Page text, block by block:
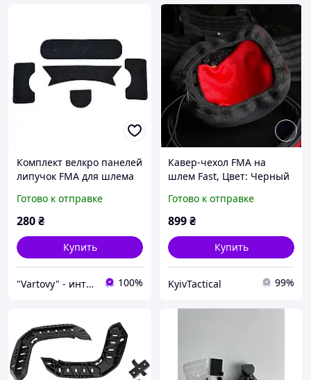
Комплект велкро панелей
липучок FMA для шлема
Черный, Панель Velcro
Готово к отправке
280₴
Купить
"Vartovy" - интернет-магазин 100%
Кавер-чехол FMA на
шлем Fast, Цвет: Черный
Готово к отправке
899₴
Купить
KyivTactical 99%